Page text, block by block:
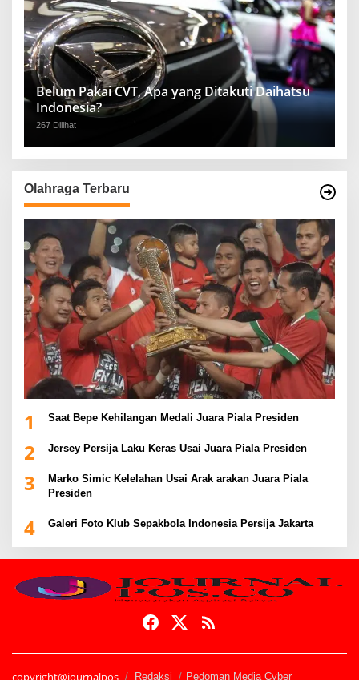
Belum Pakai CVT, Apa yang Ditakuti Daihatsu
Indonesia?
267 Dilihat
Olahraga Terbaru
1 Saat Bepe Kehilangan Medali Juara Piala Presiden
2 Jersey Persija Laku Keras Usai Juara Piala Presiden
3
Marko Simic Kelelahan Usai Arak arakan Juara Piala
Presiden
4 Galeri Foto Klub Sepakbola Indonesia Persija Jakarta
copyright@journalpos Redaksi Pedoman Media Cyber